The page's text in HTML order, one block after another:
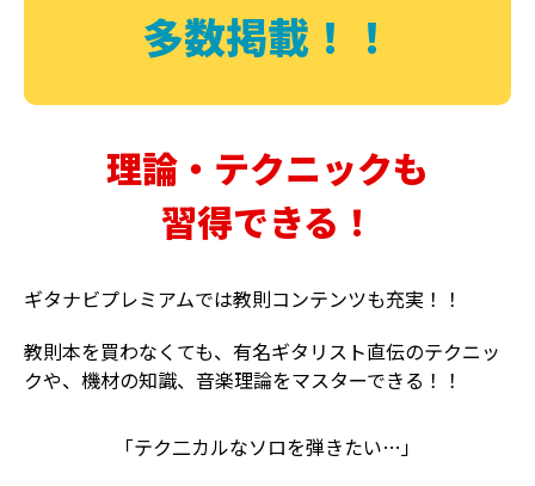
多数掲載！！
理論・テクニックも
習得できる！
ギタナビプレミアムでは教則コンテンツも充実！！
教則本を買わなくても、有名ギタリスト直伝のテクニッ
クや、機材の知識、音楽理論をマスターできる！！
「テク二カルなソロを弾きたい…」